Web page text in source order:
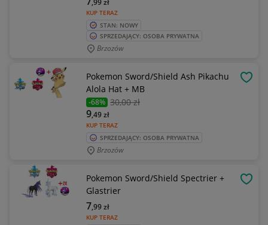
KUP TERAZ
,99zł
STAN: NOWY
SPRZEDAJĄCY: OSOBA PRYWATNA
Brzozów
Pokemon Sword/Shield Ash Pikachu
Alola Hat + MB
-68% 30,00 zł
KUP TERAZ
9,49zł
SPRZEDAJĄCY: OSOBA PRYWATNA
Brzozów
Pokemon Sword/Shield Spectrier +
Glastrier
KUP TERAZ
7,99zł